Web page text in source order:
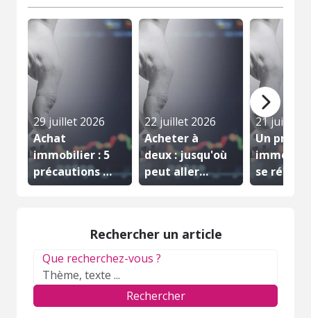
29 juillet 2026
Achat
immobilier : 5
précautions à
prendre
22 juillet 2026
Acheter à
deux : jusqu'où
peut aller
votre...
21 juillet
Un projet
se
jamais à
Rechercher un article
Que recherchez-vous ?
Rechercher